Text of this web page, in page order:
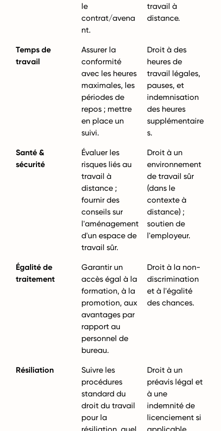
le
contrat/avena
nt.
travail à
distance.
Temps de
travail
Assurer la
conformité
avec les heures
maximales, les
périodes de
repos ; mettre
en place un
suivi.
Droit à des
heures de
travail légales,
pauses, et
indemnisation
des heures
supplémentaire
s.
Santé &
sécurité
Évaluer les
risques liés au
travail à
distance ;
fournir des
conseils sur
l'aménagement
d'un espace de
travail sûr.
Droit à un
environnement
de travail sûr
(dans le
contexte à
distance) ;
soutien de
l'employeur.
Égalité de
traitement
Garantir un
accès égal à la
formation, à la
promotion, aux
avantages par
rapport au
personnel de
bureau.
Droit à la non-
discrimination
et à l'égalité
des chances.
Résiliation
Suivre les
procédures
standard du
droit du travail
pour la
Droit à un
préavis légal et
à une
indemnité de
licenciement si